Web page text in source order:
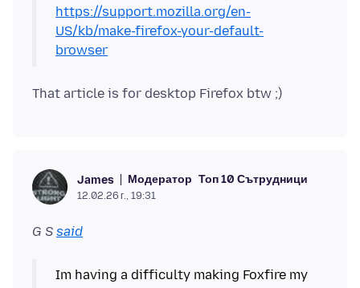
https://support.mozilla.org/en-
US/kb/make-firefox-your-default-
browser
James Модератор Топ 10 Сътрудници
12.02.26 г., 19:31
G S said
Im having a difficulty making Foxfire my